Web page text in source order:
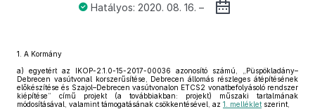
Hatályos: 2020. 08. 16. –
1. A Kormány
a) egyetért az IKOP-2.1.0-15-2017-00036 azonosító számú, „Püspökladány–
Debrecen vasútvonal korszerűsítése, Debrecen állomás részleges átépítésének
előkészítése és Szajol–Debrecen vasútvonalon ETCS2 vonatbefolyásoló rendszer
kiépítése” című projekt (a továbbiakban: projekt) műszaki tartalmának
módosításával, valamint támogatásának csökkentésével, az 1. melléklet szerint,